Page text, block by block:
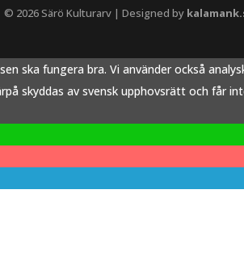
© 2026 Särö Kulturarv | Designed by
ska fungera bra. Vi använder också
skyddas av svensk upphovsrätt och får